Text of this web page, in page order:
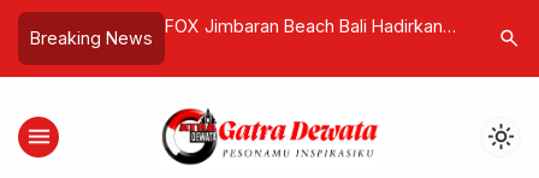
Breaking News
Cita-cita Jadi
Kuta Bali
Muda Bali
FOX Jimbaran Beach Bali Hadirkan
Wisatawan di Pulau Dewata
Len
Buatan
search
menu light_mode